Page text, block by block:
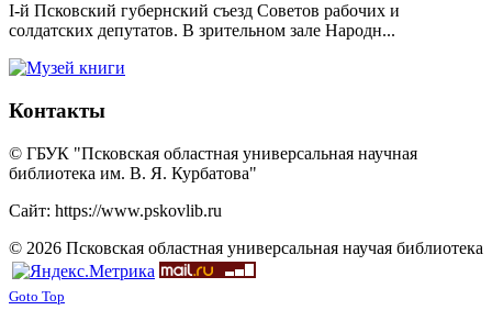
I-й Псковский губернский съезд Советов рабочих и
солдатских депутатов. В зрительном зале Народн...
Контакты
© ГБУК "Псковская областная универсальная научная
библиотека им. В. Я. Курбатова"
Сайт: https://www.pskovlib.ru
© 2026 Псковская областная универсальная научая библиотека
Goto Top